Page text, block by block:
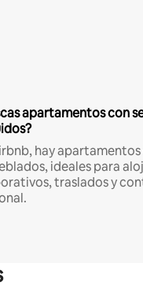
apartamentos con
hay
ideales para
traslados y